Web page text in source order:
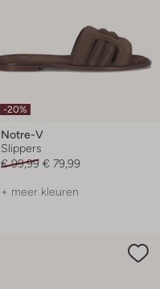
-20%
Notre-V
Slippers
€ 99,99 € 79,99
+ meer kleuren